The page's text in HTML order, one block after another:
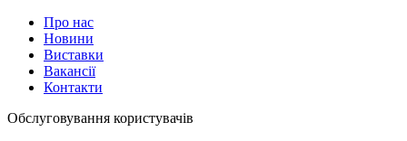
Про нас
Новини
Виставки
Вакансії
Контакти
Обслуговування користувачів